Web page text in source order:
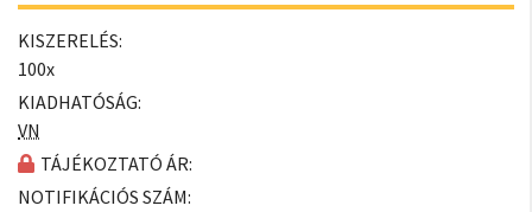
KISZERELÉS:
100x
KIADHATÓSÁG:
VN
TÁJÉKOZTATÓ ÁR:
NOTIFIKÁCIÓS SZÁM: